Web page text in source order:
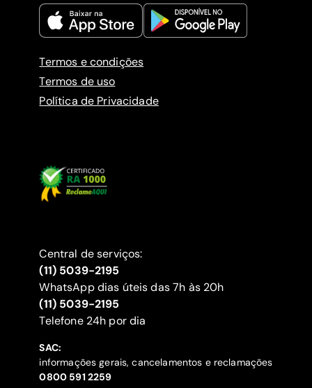
Termos e condições
Termos de uso
Política de Privacidade
Central de serviços:
(11) 5039-2195
WhatsApp dias úteis das 7h às 20h
(11) 5039-2195
‍Telefone 24h por dia
SAC:
informações gerais, cancelamentos e reclamações
‍0800 591 2259